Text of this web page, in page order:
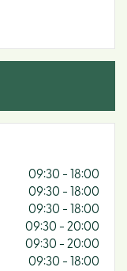
09:30 - 18:00
09:30 - 18:00
09:30 - 18:00
09:30 - 20:00
09:30 - 20:00
09:30 - 18:00